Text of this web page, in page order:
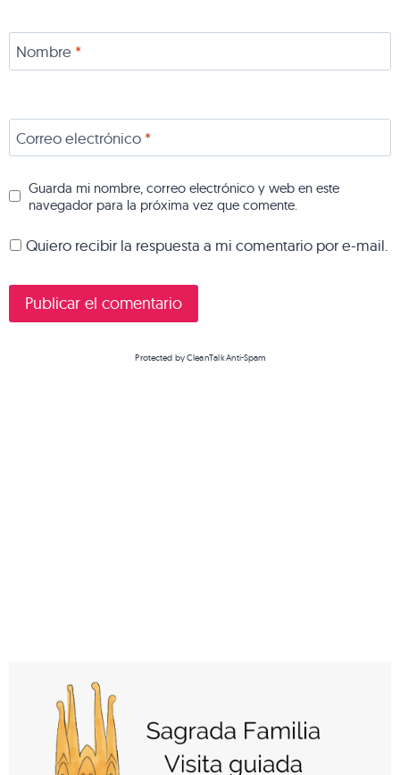
Nombre *
Correo electrónico *
Guarda mi nombre, correo electrónico y web en este
navegador para la próxima vez que comente.
Quiero recibir la respuesta a mi comentario por e-mail.
Protected byCleanTalk Anti-Spam